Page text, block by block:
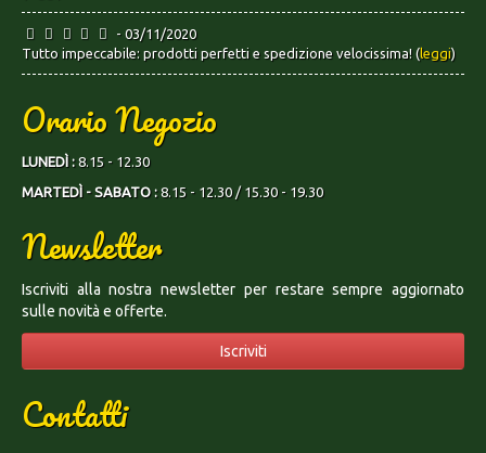
- 03/11/2020
Tutto impeccabile: prodotti perfetti e spedizione velocissima! (leggi)
Orario Negozio
LUNEDÌ :8.15 - 12.30
MARTEDÌ - SABATO :8.15 - 12.30 / 15.30 - 19.30
Newsletter
Iscriviti alla nostra newsletter per restare sempre aggiornato
sulle novità e offerte.
Iscriviti
Contatti